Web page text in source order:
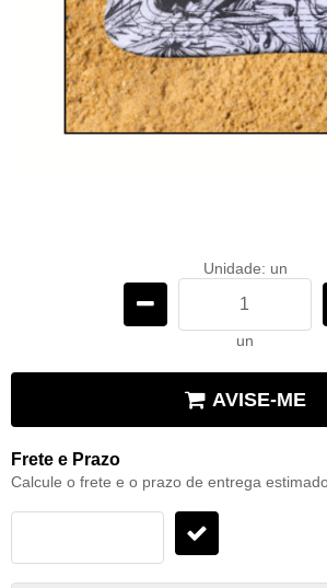
Unidade: un
un
AVISE-ME
Frete e Prazo
Calcule o frete e o prazo de entrega